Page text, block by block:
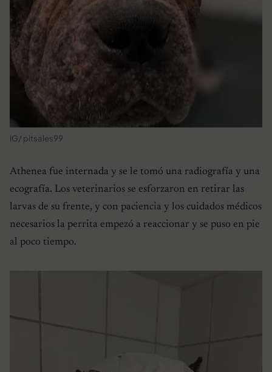
IG/ pitsales99
Athenea fue internada y se le tomó una radiografía y una
ecografía. Los veterinarios se esforzaron en retirar las
larvas de su frente, y con paciencia y los cuidados médicos
necesarios la perrita empezó a reaccionar y se puso en pie
al poco tiempo.